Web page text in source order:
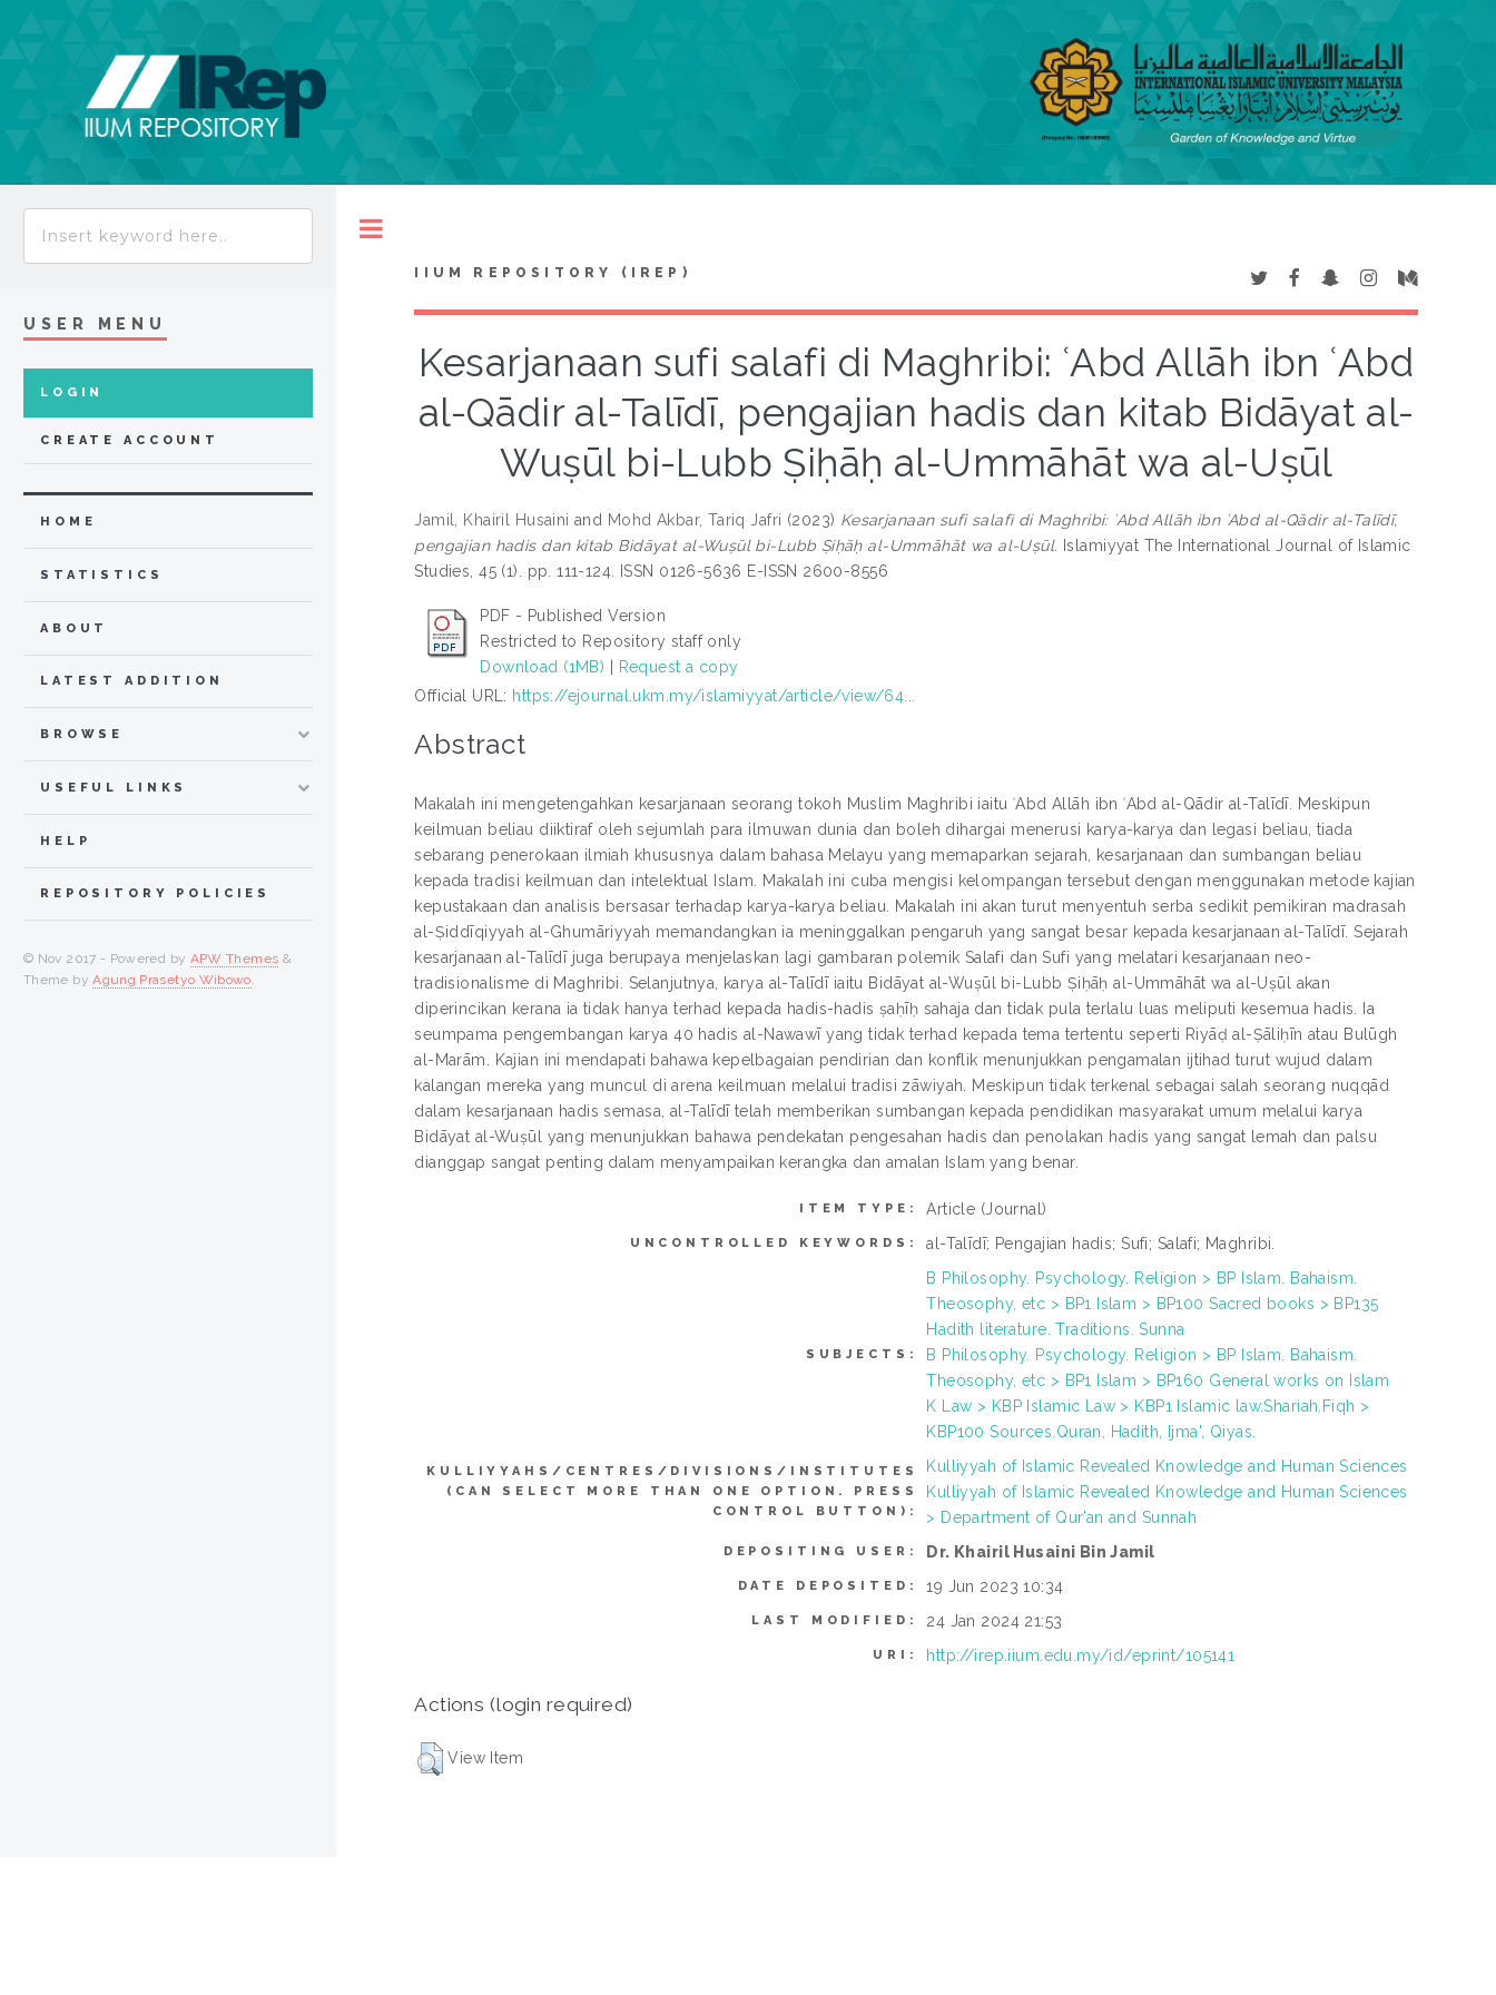
IIUM REPOSITORY (IREP)
Kesarjanaan sufi salafi di Maghribi: ʿAbd Allāh ibn ʿAbd
al-Qādir al-Talīdī, pengajian hadis dan kitab Bidāyat al-
Wuṣūl bi-Lubb Ṣiḥāḥ al-Ummāhāt wa al-Uṣūl
Jamil, Khairil Husaini and Mohd Akbar, Tariq Jafri (2023) Kesarjanaan sufi salafi di Maghribi: ʿAbd Allāh ibn ʿAbd al-Qādir al-Talīdī,
pengajian hadis dan kitab Bidāyat al-Wuṣūl bi-Lubb Ṣiḥāḥ al-Ummāhāt wa al-Uṣūl. Islamiyyat The International Journal of Islamic
Studies, 45 (1). pp. 111-124. ISSN 0126-5636 E-ISSN 2600-8556
PDF - Published Version
Restricted to Repository staff only
Download (1MB)
Request a copy
Official URL: https://ejournal.ukm.my/islamiyyat/article/view/64...
Abstract
Makalah ini mengetengahkan kesarjanaan seorang tokoh Muslim Maghribi iaitu ʿAbd Allāh ibn ʿAbd al-Qādir al-Talīdī. Meskipun
keilmuan beliau diiktiraf oleh sejumlah para ilmuwan dunia dan boleh dihargai menerusi karya-karya dan legasi beliau, tiada
sebarang penerokaan ilmiah khususnya dalam bahasa Melayu yang memaparkan sejarah, kesarjanaan dan sumbangan beliau
kepada tradisi keilmuan dan intelektual Islam. Makalah ini cuba mengisi kelompangan tersebut dengan menggunakan metode kajian
kepustakaan dan analisis bersasar terhadap karya-karya beliau. Makalah ini akan turut menyentuh serba sedikit pemikiran madrasah
al-Ṣiddīqiyyah al-Ghumāriyyah memandangkan ia meninggalkan pengaruh yang sangat besar kepada kesarjanaan al-Talīdī. Sejarah
kesarjanaan al-Talīdī juga berupaya menjelaskan lagi gambaran polemik Salafi dan Sufi yang melatari kesarjanaan neo-
tradisionalisme di Maghribi. Selanjutnya, karya al-Talīdī iaitu Bidāyat al-Wuṣūl bi-Lubb Ṣiḥāḥ al-Ummāhāt wa al-Uṣūl akan
diperincikan kerana ia tidak hanya terhad kepada hadis-hadis ṣaḥīḥ sahaja dan tidak pula terlalu luas meliputi kesemua hadis. Ia
seumpama pengembangan karya 40 hadis al-Nawawī yang tidak terhad kepada tema tertentu seperti Riyāḍ al-Ṣāliḥīn atau Bulūgh
al-Marām. Kajian ini mendapati bahawa kepelbagaian pendirian dan konflik menunjukkan pengamalan ijtihad turut wujud dalam
kalangan mereka yang muncul di arena keilmuan melalui tradisi zāwiyah. Meskipun tidak terkenal sebagai salah seorang nuqqād
dalam kesarjanaan hadis semasa, al-Talīdī telah memberikan sumbangan kepada pendidikan masyarakat umum melalui karya
Bidāyat al-Wuṣūl yang menunjukkan bahawa pendekatan pengesahan hadis dan penolakan hadis yang sangat lemah dan palsu
dianggap sangat penting dalam menyampaikan kerangka dan amalan Islam yang benar.
ITEM TYPE: Article (Journal)
UNCONTROLLED KEYWORDS: al-Talīdī; Pengajian hadis; Sufi; Salafi; Maghribi.
SUBJECTS:
B Philosophy. Psychology. Religion > BP Islam. Bahaism.
Theosophy, etc > BP1 Islam > BP100 Sacred books > BP135
Hadith literature. Traditions. Sunna
B Philosophy. Psychology. Religion > BP Islam. Bahaism.
Theosophy, etc > BP1 Islam > BP160 General works on Islam
K Law > KBP Islamic Law > KBP1 Islamic law.Shariah.Fiqh >
KBP100 Sources.Quran, Hadith, Ijma', Qiyas.
KULLIYYAHS/CENTRES/DIVISIONS/INSTITUTES
(CAN SELECT MORE THAN ONE OPTION. PRESS
CONTROL BUTTON):
Kulliyyah of Islamic Revealed Knowledge and Human Sciences
Kulliyyah of Islamic Revealed Knowledge and Human Sciences
> Department of Qur’an and Sunnah
DEPOSITING USER: Dr. Khairil Husaini Bin Jamil
DATE DEPOSITED: 19 Jun 2023 10:34
LAST MODIFIED: 24 Jan 2024 21:53
URI: http://irep.iium.edu.my/id/eprint/105141
Actions (login required)
View Item
USER MENU
LOGIN
CREATE ACCOUNT
HOME
STATISTICS
ABOUT
LATEST ADDITION
BROWSE
USEFUL LINKS
HELP
REPOSITORY POLICIES
© Nov 2017 - Powered by APW Themes &
Theme byAgung Prasetyo Wibowo.